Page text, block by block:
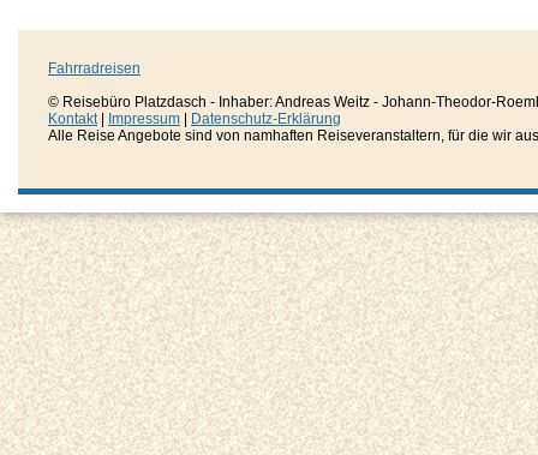
Fahrradreisen
© Reisebüro Platzdasch - Inhaber: Andreas Weitz - Johann-Theodor-
Kontakt| Impressum
Datenschutz-Erklärung
Alle Reise Angebote sind von namhaften Reiseveranstaltern, für die wir